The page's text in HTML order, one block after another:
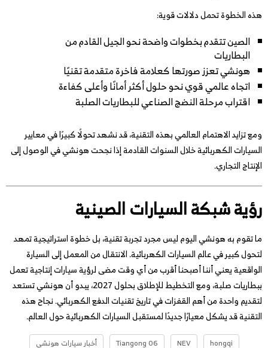
هذه الخطوة تحمل دلالات قوية:
الصين تتقدم بخطوات واضحة نحو الجيل القادم من
البطاريات
هونشي تعزز صورتها كعلامة فاخرة متقدمة تقنيًا
اتجاه عالمي قوي نحو حلول أكثر أمانًا وأعلى كفاءة
اقتراب مرحلة النضج الصناعي للبطاريات الصلبة
ومع تزايد الاهتمام العالمي بهذه التقنية، قد نشهد تحولًا كبيرًا في معايير
السيارات الكهربائية خلال السنوات القادمة إذا نجحت هونشي في الوصول إلى
الإنتاج التجاري.
رؤية شبكة السيارات الصينية
ما تقوم به هونشي اليوم ليس مجرد تجربة تقنية، بل خطوة استراتيجية تمهد
لتحول كبير في عالم السيارات الكهربائية. الانتقال من المعمل إلى السيارة
الواقعية يعني أننا أصبحنا أقرب من أي وقت مضى لرؤية سيارات إنتاجية تعمل
ببطاريات صلبة، ومع التخطيط للإطلاق بحلول 2027، يبدو أن هونشي تستعد
لتقديم واحدة من أهم القفزات في تاريخ تقنيات الدفع الكهربائي. نجاح هذه
التقنية قد يشكل معيارًا جديدًا لمستقبل السيارات الكهربائية حول العالم.
hongqi
NEV
Tiangong 06
أخبار سيارات هونشي